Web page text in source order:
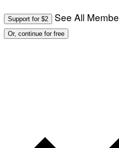
Support for $2 See All
Or, continue for free